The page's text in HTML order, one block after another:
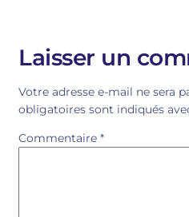
Laisser un
Votre adresse e-mail ne sera
obligatoires sont indiqués
Commentaire *